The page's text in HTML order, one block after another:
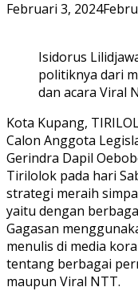
Februari 3, 2024
Isidorus
politiknya dari
dan acara Viral
Kota Kupang,
Calon Anggota
Gerindra Dapil
Tirilolok pada hari
strategi meraih
yaitu dengan
Gagasan
menulis di media
tentang berbagai
maupun Viral NTT.